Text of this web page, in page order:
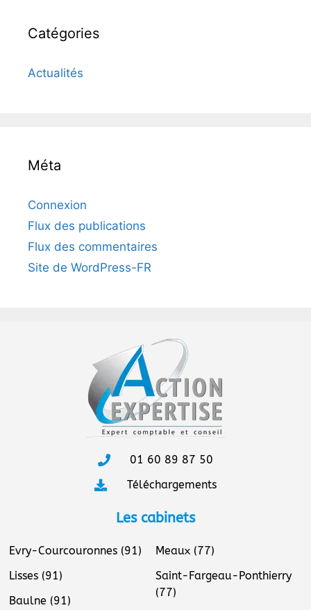
Catégories
Actualités
Méta
Connexion
Flux des publications
Flux des commentaires
Site de WordPress-FR
01 60 89 87 50
Téléchargements
Les cabinets
Evry-Courcouronnes (91)
Lisses (91)
Baulne (91)
Meaux (77)
Saint-Fargeau-Ponthierry
(77)